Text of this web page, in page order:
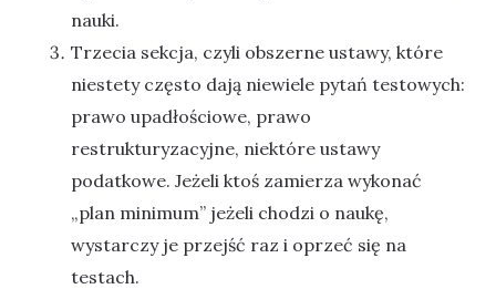
nauki.
Trzecia sekcja, czyli obszerne ustawy, które
niestety często dają niewiele pytań testowych:
prawo upadłościowe, prawo
restrukturyzacyjne, niektóre ustawy
podatkowe. Jeżeli ktoś zamierza wykonać
„plan minimum” jeżeli chodzi o naukę,
wystarczy je przejść raz i oprzeć się na
testach.